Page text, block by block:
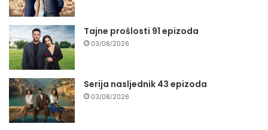
Tajne prošlosti 91 epizoda
03/08/2026
Serija nasljednik 43 epizoda
03/08/2026